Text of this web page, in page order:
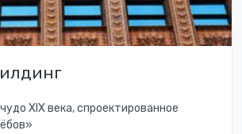
XIX века, спроектированное